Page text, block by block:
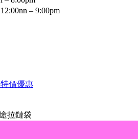
– 9:00pm
特價優惠
拉鏈袋